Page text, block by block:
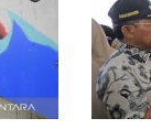
Kunjungan
Kelas IIB
22 Maret 2026